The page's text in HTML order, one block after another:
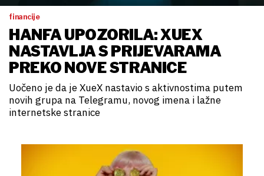
financije
HANFA UPOZORILA: XUEX
NASTAVLJA S PRIJEVARAMA
PREKO NOVE STRANICE
Uočeno je da je XueX nastavio s aktivnostima putem
novih grupa na Telegramu, novog imena i lažne
internetske stranice